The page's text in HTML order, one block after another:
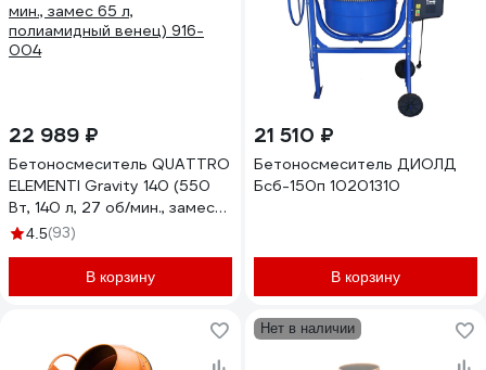
22 989 ₽
Бетоносмеситель QUATTRO
ELEMENTI Gravity 140 (550
Вт, 140 л, 27 об/мин., замес
65 л, полиамидный венец)
4.5(93)
В корзину
21 510 ₽
Бетоносмеситель ДИОЛД
Бсб-150п 10201310
В корзину
Нет в наличии